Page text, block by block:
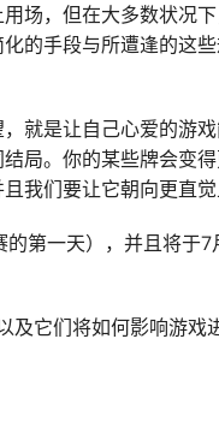
场，但在大多数状况
的手段与所遭逢的这
就是让自己心爱的游
局。你的某些牌会变得
我们要让它朝向更直觉
的第一天），并且将于7
它们将如何影响游戏